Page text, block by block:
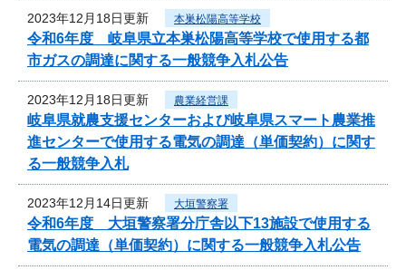
2023年12月18日更新 本巣松陽高等学校
令和6年度 岐阜県立本巣松陽高等学校で使用する都
市ガスの調達に関する一般競争入札公告
2023年12月18日更新 農業経営課
岐阜県就農支援センターおよび岐阜県スマート農業推
進センターで使用する電気の調達（単価契約）に関す
る一般競争入札
2023年12月14日更新 大垣警察署
令和6年度 大垣警察署分庁舎以下13施設で使用する
電気の調達（単価契約）に関する一般競争入札公告